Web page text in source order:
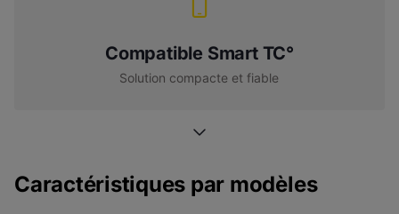
Compatible Smart TC°
Solution compacte et fiable
Caractéristiques par modèles